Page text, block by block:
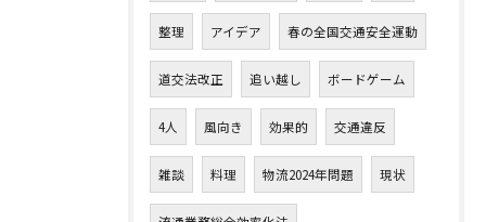
整理 アイデア 春の全国交通安全運動
道交法改正 追い越し ボードゲーム
4人 風向き 効果的 交通違反
雑談 料理 物流2024年問題 現状